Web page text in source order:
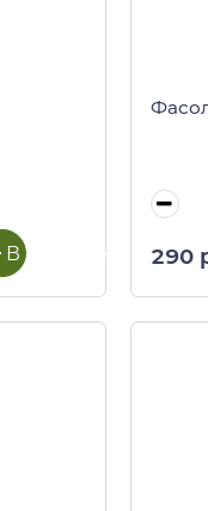
В корзину 290